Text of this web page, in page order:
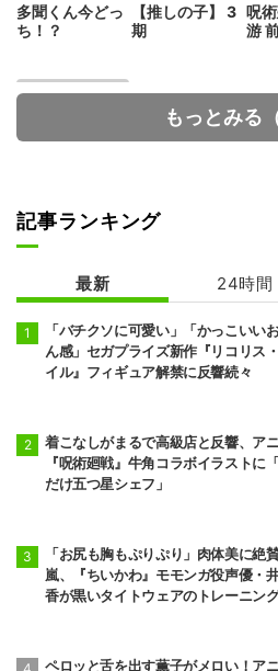
多聞くん今どっ
ち！？
【推しの子】 3
期
呪
游
えますか。
もっとみる
記事ランキング
最新 24時間
「バチクソに可愛い」「かっこいい
ん感」セガプライズ新作『リコリス
イル』フィギュア解禁に反響続々
着こなしがまるで高級店と反響、ア
『呪術廻戦』牛角コラボイラストに
だけ五つ星シェフ」
「お尻も胸もぷりぷり」肉体美に絶
嵐、『ちいかわ』モモンガ役声優・
香が黒いタイトウェアのトレーニン
ペロッと舌を出す薫子がメロい！ア